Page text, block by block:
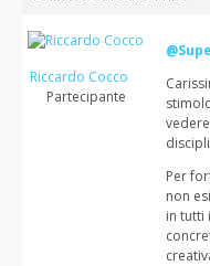
Riccardo Cocco
Partecipante
Per
non
in tutti